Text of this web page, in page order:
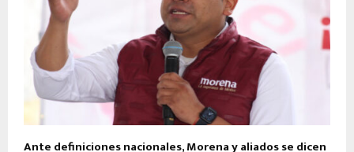
Ante definiciones nacionales, Morena y aliados se dicen